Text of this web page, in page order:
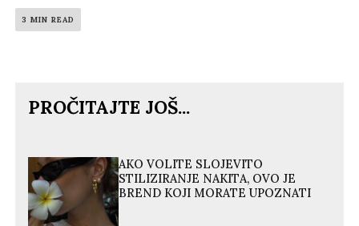
3 MIN READ
PROČITAJTE JOŠ...
AKO VOLITE SLOJEVITO
STILIZIRANJE NAKITA, OVO JE
BREND KOJI MORATE UPOZNATI